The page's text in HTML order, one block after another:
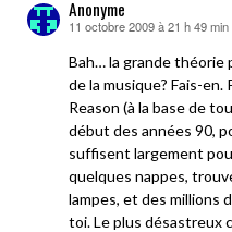
Anonyme
dit :
11 octobre 2009 à 21 h 49 min
Bah… la grande théorie
de la musique? Fais-
Reason (à la base de
début des années 90,
suffisent largement
quelques nappes,
lampes, et des millions
toi. Le plus désastreux